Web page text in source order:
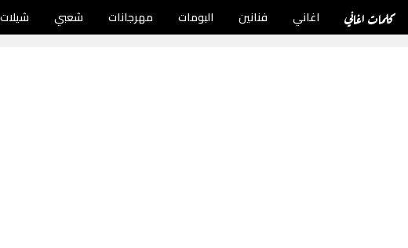
كلمات اغاني اغاني فنانين البومات مهرجانات شعبي شيلات